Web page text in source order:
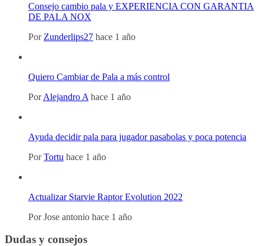
Consejo cambio pala y EXPERIENCIA CON GARANTIA
DE PALA NOX
Por Zunderlips27 hace 1 año
Quiero Cambiar de Pala a más control
PorAlejandro A hace 1 año
Ayuda decidir pala para jugador pasabolas y poca potencia
PorTortu hace 1 año
Actualizar Starvie Raptor Evolution 2022
PorJose antonio hace 1 año
Dudas y consejos